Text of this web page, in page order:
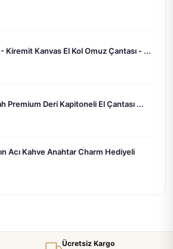
Kiremit Kanvas El Kol Omuz Çantası - ...
Premium Deri Kapitoneli El Çantası ...
Acı Kahve Anahtar Charm Hediyeli
Ücretsiz Kargo